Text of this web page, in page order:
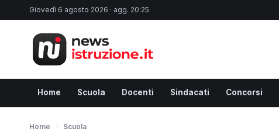
Giovedì 6 agosto 2026 · agg. 20:25
Home Scuola Docenti Sindacati Concorsi
Home › Scuola